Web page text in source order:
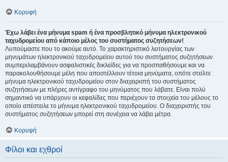
Κορυφή
Έχω λάβει ένα μήνυμα spam ή ένα προσβλητικό μήνυμα ηλεκτρονικού
ταχυδρομείου από κάποιο μέλος του συστήματος συζητήσεων!
Λυπούμαστε που το ακούμε αυτό. Το χαρακτηριστικό λειτουργίας των
μηνυμάτων ηλεκτρονικού ταχυδρομείου αυτού του συστήματος συζητήσεων
συμπεριλαμβάνουν ασφαλιστικές δικλείδες για να προσπαθήσουμε και να
παρακολουθήσουμε μέλη που αποστέλλουν τέτοια μηνύματα, οπότε στείλτε
μήνυμα ηλεκτρονικού ταχυδρομείου στον διαχειριστή του συστήματος
συζητήσεων με πλήρες αντίγραφο του μηνύματος που λάβατε. Είναι πολύ
σημαντικό να υπάρχουν οι κεφαλίδες που περιέχουν τα στοιχεία του μέλους το
οποίο απέστειλε το μήνυμα ηλεκτρονικού ταχυδρομείου. Ο διαχειριστής του
συστήματος συζητήσεων μπορεί στη συνέχεια να λάβει μέτρα.
Κορυφή
Φίλοι και εχθροί